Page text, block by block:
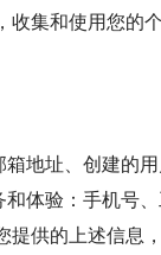
集和使用您的
地址、创建的
体验：手机号
供的上述信息